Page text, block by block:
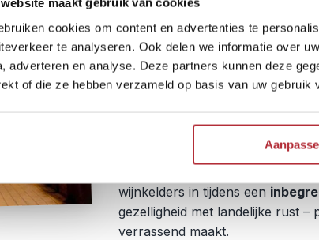
website maakt gebruik van cookies
cookies om content en advertenties te
te analyseren. Ook delen we informatie over
adverteren en analyse. Deze partners kunnen deze
of die ze hebben verzameld op basis van uw gebruik
Reisduur:
3 dagen / 2 nachten
Reissom:
vanaf € 370,- p.p.
Activiteit:
wijnproeverij in
InMaribor, Slovenië’s tweede
levendige cultuur en
glooiende heuvels. Ontdek het
wijnkelders in tijdens een
gezelligheid met landelijke rust
verrassend maakt.